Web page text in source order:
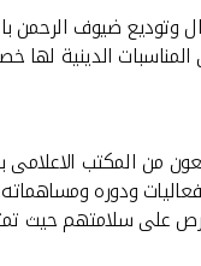
وتوديع ضيوف
الدينية لها
من المكتب
ودوره
على سلامتهم حيث